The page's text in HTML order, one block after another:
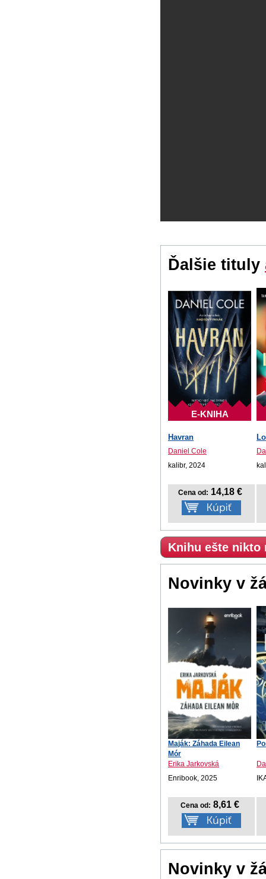
Ďalšie tituly
E-KNIHA
Havran
Daniel Cole
kalibr, 2024
Cena od: 14,18 €
Knihu ešte nikto
Novinky v
Maják: Záhada Eilean
Mór
Erika Jarkovská
Enribook, 2025
Cena od: 8,61 €
Novinky v